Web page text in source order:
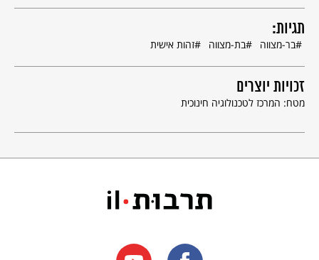
תגיות:
בר-מצווה בת-מצווה זהות אישית
זכויות יוצרים
מטח: המרכז לטכנולוגיה חינוכית